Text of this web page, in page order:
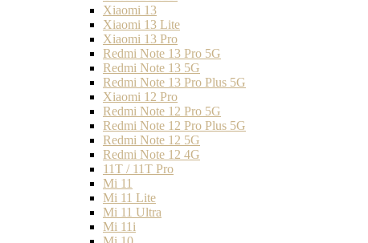
Xiaomi 13
Xiaomi 13 Lite
Xiaomi 13 Pro
Redmi Note 13 Pro 5G
Redmi Note 13 5G
Redmi Note 13 Pro Plus 5G
Xiaomi 12 Pro
Redmi Note 12 Pro 5G
Redmi Note 12 Pro Plus 5G
Redmi Note 12 5G
Redmi Note 12 4G
11T / 11T Pro
Mi 11
Mi 11 Lite
Mi 11 Ultra
Mi 11i